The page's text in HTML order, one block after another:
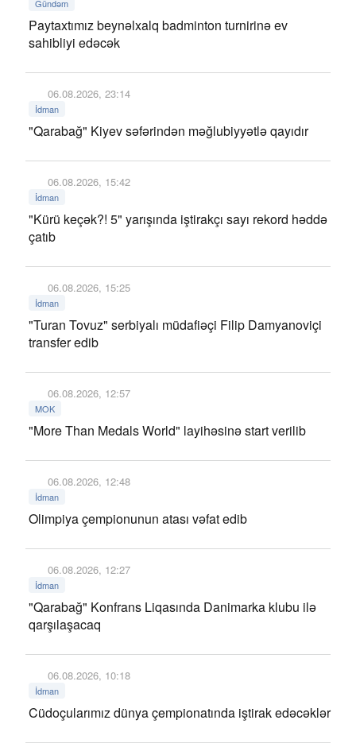
Gündəm
Paytaxtımız beynəlxalq badminton turnirinə ev
sahibliyi edəcək
06.08.2026, 23:14
İdman
"Qarabağ" Kiyev səfərindən məğlubiyyətlə qayıdır
06.08.2026, 15:42
İdman
"Kürü keçək?! 5" yarışında iştirakçı sayı rekord həddə
çatıb
06.08.2026, 15:25
İdman
"Turan Tovuz" serbiyalı müdafiəçi Filip Damyanoviçi
transfer edib
06.08.2026, 12:57
MOK
"More Than Medals World" layihəsinə start verilib
06.08.2026, 12:48
İdman
Olimpiya çempionunun atası vəfat edib
06.08.2026, 12:27
İdman
"Qarabağ" Konfrans Liqasında Danimarka klubu ilə
qarşılaşacaq
06.08.2026, 10:18
İdman
Cüdoçularımız dünya çempionatında iştirak edəcəklər